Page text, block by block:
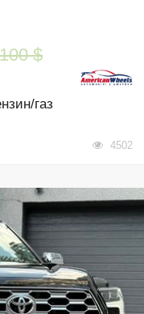
$
газ
4502